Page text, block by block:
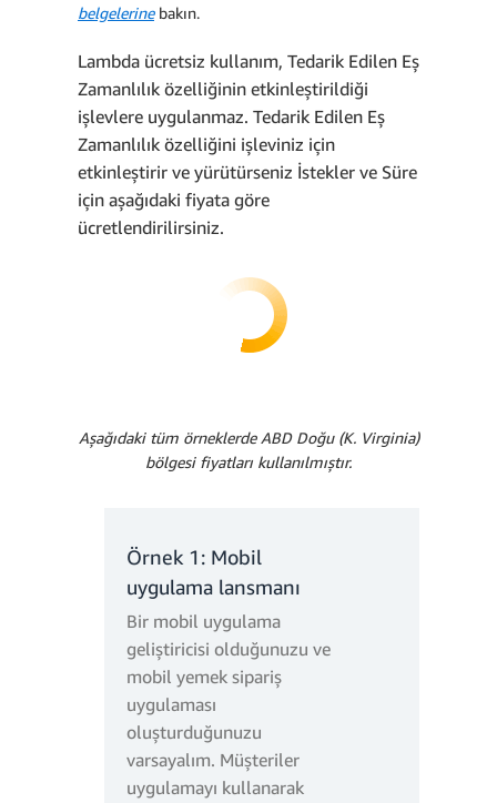
Aylık istek ücretleri:
belgelerinebakın.
Lambda ücretsiz kullanım, Tedarik Edilen Eş
Zamanlılık özelliğinin etkinleştirildiği
işlevlere uygulanmaz. Tedarik Edilen Eş
Zamanlılık özelliğini işleviniz için
etkinleştirir ve yürütürseniz İstekler ve Süre
için aşağıdaki fiyata göre
ücretlendirilirsiniz.
Aşağıdaki tüm örneklerde ABD Doğu (K. Virginia)
bölgesi fiyatları kullanılmıştır.
Örnek 1: Mobil
uygulama lansmanı
Bir mobil uygulama
geliştiricisi olduğunuzu ve
mobil yemek sipariş
uygulaması
oluşturduğunuzu
varsayalım. Müşteriler
uygulamayı kullanarak